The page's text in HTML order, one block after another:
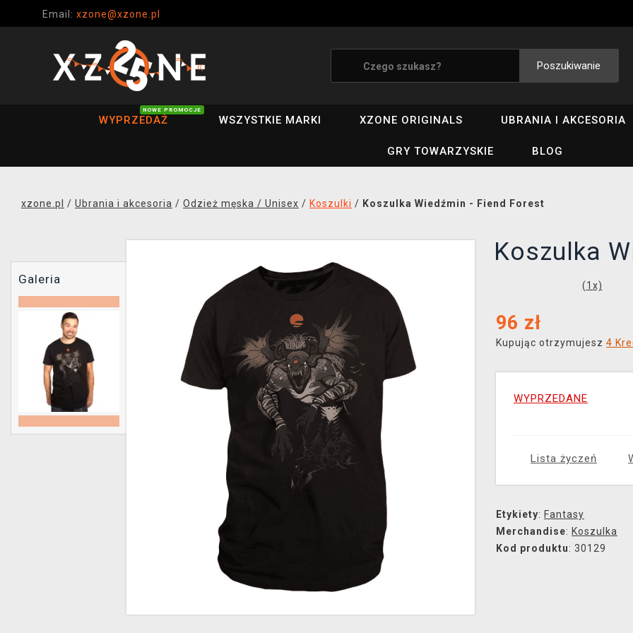
Email: xzone@xzone.pl
Poszukiwanie
WYPRZEDAŻ
NOWE PROMOCJE
WSZYSTKIE MARKI XZONE ORIGINALS UBRANIA I AKCESORIA
GRY TOWARZYSKIE BLOG
xzone.pl / Ubrania i akcesoria / Odzież męska / Unisex / Koszulki / Koszulka Wiedźmin - Fiend Forest
Galeria
Koszulka
(1 x)
96 zł
Kupując otrzymujesz 4
WYPRZEDANE
Lista życzeń
Etykiety: Fantasy
Merchandise: Koszulka
Kod produktu: 30129